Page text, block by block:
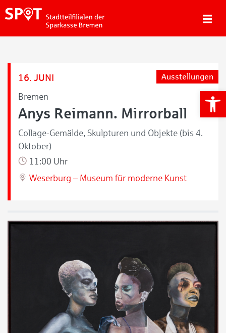
16. JUNI
Bremen
Ausstellungen
Anys Reimann. Mirrorball
Collage-Gemälde, Skulpturen und Objekte (bis 4.
Oktober)
11:00 Uhr
Weserburg – Museum für moderne Kunst